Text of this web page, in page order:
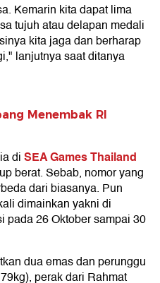
Kemarin kita dapat lima
tujuh atau delapan medali
kita jaga dan berharap
lanjutnya saat ditanya
Menembak RI
diSEA Games Thailand
berat. Sebab, nomor yang
dari biasanya. Pun
dimainkan yakni di
pada 26 Oktober sampai 30
dua emas dan perunggu
perak dari Rahmat